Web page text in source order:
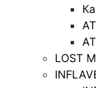
LOST